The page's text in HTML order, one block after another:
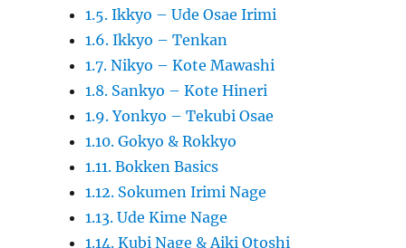
1.5. Ikkyo – Ude Osae Irimi
1.6. Ikkyo – Tenkan
1.7. Nikyo – Kote Mawashi
1.8. Sankyo – Kote Hineri
1.9. Yonkyo – Tekubi Osae
1.10. Gokyo & Rokkyo
1.11. Bokken Basics
1.12. Sokumen Irimi Nage
1.13. Ude Kime Nage
1.14. Kubi Nage & Aiki Otoshi